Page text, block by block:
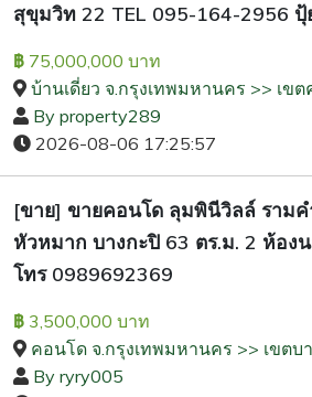
สุขุมวิท 22 TEL 095-164-2956 ปุ้
฿ 75,000,000 บาท
บ้านเดี่ยว จ.กรุงเทพมหานคร >> เขต
By property289
2026-08-06 17:25:57
[ขาย] ขายคอนโด ลุมพินีวิลล์ ราม
หัวหมาก บางกะปิ 63 ตร.ม. 2 ห้อง
โทร 0989692369
฿ 3,500,000 บาท
คอนโด จ.กรุงเทพมหานคร >> เขตบ
By ryry005